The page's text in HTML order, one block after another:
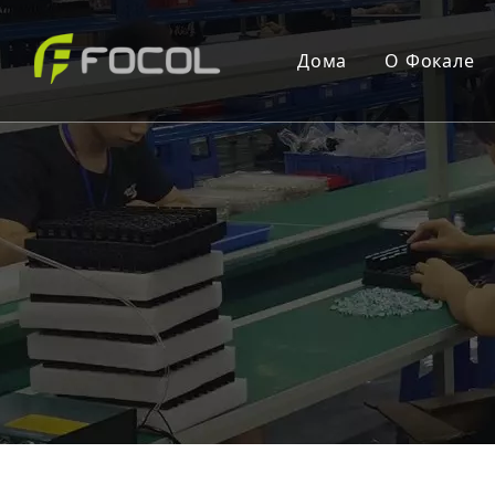
Дома О Фокале
R & D
Служба